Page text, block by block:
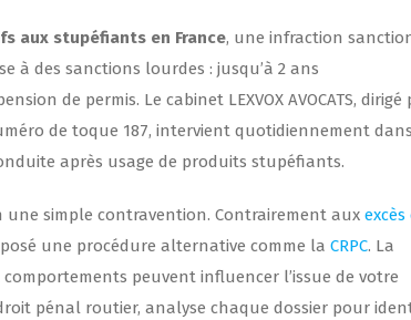
aux stupéfiants en France, une infraction
à des sanctions lourdes : jusqu’à 2 ans
de permis. Le cabinet LEXVOX AVOCATS, dirigé
de toque 187, intervient quotidiennement dans
après usage de produits stupéfiants.
une simple contravention. Contrairement aux excès
une procédure alternative comme la CRPC. La
peuvent influencer l’issue de votre
pénal routier, analyse chaque dossier pour